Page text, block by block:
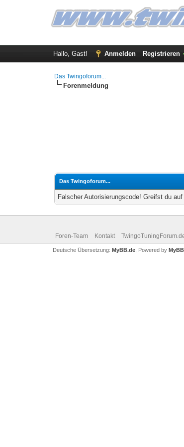
Hallo, Gast! Anmelden Registrieren
Das Twingoforum...
Forenmeldung
Das Twingoforum...
Falscher Autorisierungscode! Greifst du
Foren-Team Kontakt
Deutsche Übersetzung: MyBB.de, Powered by MyBB